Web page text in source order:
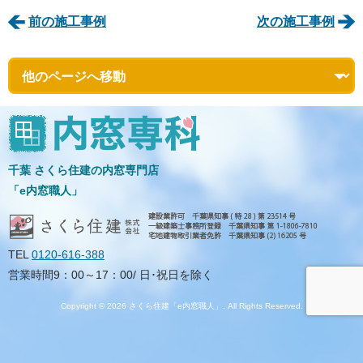
前の施工事例 次の施工事例
千葉 さくら住建の内窓専門店
「e内窓職人」
TEL0120-616-388
営業時間9：00～17：00/ 日･祝日を除く
Copyright © 2026 さくら住建「e内窓職人」. All Rights Reserved.